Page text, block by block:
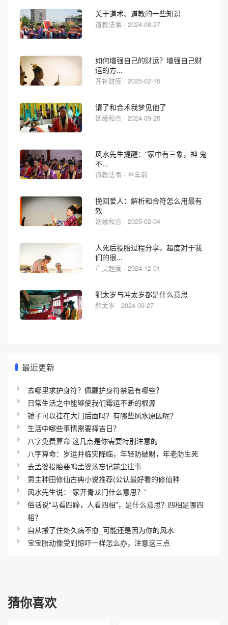
关于道术、道教的一些知识
道教法事 · 2024-08-27
如何增强自己的财运？增强自己财
运的方...
开补财库 · 2025-02-15
请了和合术我梦见他了
姻缘和合 · 2024-09-25
风水先生提醒：“家中有三象，神 鬼
不...
道教法事 · 半年前
挽回爱人：解析和合符怎么用最有
效
姻缘和合 · 2025-02-04
人死后投胎过程分享，超度对于我
们的很...
亡灵超度 · 2024-12-01
犯太岁与冲太岁都是什么意思
解太岁 · 2024-09-27
最近更新
去哪里求护身符？佩戴护身符禁忌有哪些？
日常生活之中能够使我们霉运不断的根源
镜子可以挂在大门后面吗？有哪些风水原因呢？
生活中哪些事情需要择吉日？
八字免费算命 这几点是你需要特别注意的
八字算命：岁运并临灾降临，年轻防破财，年老防生死
去孟婆投胎要喝孟婆汤忘记前尘往事
男主种田修仙古典小说推荐(公认最好看的修仙种
风水先生说：“家开青龙门什么意思？”
俗话说“马看四蹄，人看四相”，是什么意思？四相是哪四
相？
自从搬了住处久病不愈_可能还是因为你的风水
宝宝胎动像受到惊吓一样怎么办，注意这三点
猜你喜欢